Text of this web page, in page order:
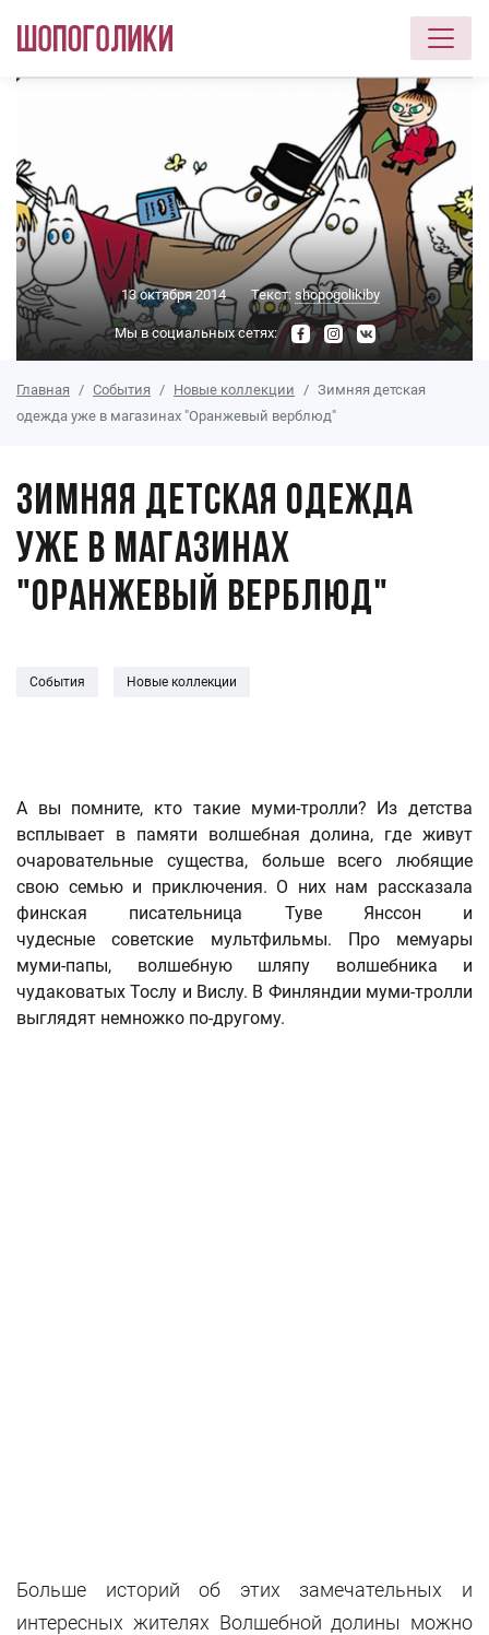
Перейти к основному содержанию
13 октября 2014 Текст: shopogolikiby
Мы в социальных сетях:
Главная События Новые коллекции
Зимняя детская
одежда уже в магазинах "Оранжевый верблюд"
Зимняя детская одежда
уже в магазинах
"Оранжевый верблюд"
События Новые коллекции
А вы помните, кто такие муми-тролли? Из детства
всплывает в памяти волшебная долина, где живут
очаровательные существа, больше всего любящие
свою семью и приключения. О них нам рассказала
финская писательница Туве Янссон и
чудесные советские мультфильмы. Про мемуары
муми-папы, волшебную шляпу волшебника и
чудаковатых Тослу и Вислу. В Финляндии муми-тролли
выглядят немножко по-другому.
Больше историй об этих замечательных и
интересных жителях Волшебной долины можно